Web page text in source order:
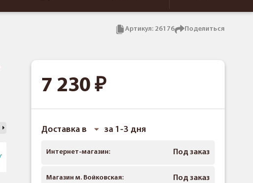
Артикул: 26176 Поделиться
7 230
Доставка в за 1-3 дня
Интернет-магазин: Под заказ
Магазин м. Войковская: Под заказ